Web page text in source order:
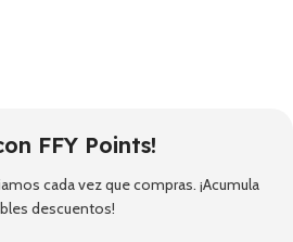
FFY Points!
cada vez que compras. ¡Acumula
descuentos!